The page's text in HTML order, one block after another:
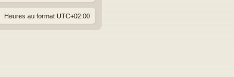
Heures au format UTC+02:00